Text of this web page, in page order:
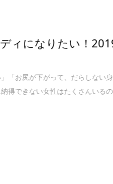
ィになりたい！
「お尻が下がって、だらしない身
得できない女性はたくさんいるの